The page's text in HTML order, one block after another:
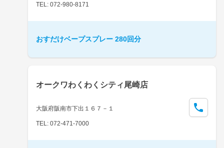
TEL: 072-980-8171
おすだけベープスプレー 280回分
オークワわくわくシティ尾崎店
大阪府阪南市下出１６７－１
TEL: 072-471-7000